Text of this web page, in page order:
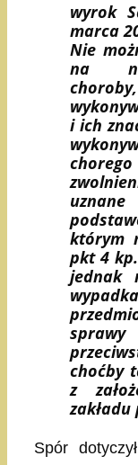
wyrok
marca
Nie
na
i ich
którym
pkt 4
jednak
choćby
z
zakładu
Spór